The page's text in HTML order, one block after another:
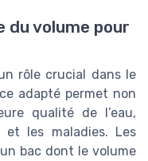
du volume pour
rôle crucial dans le
adapté permet non
qualité de l’eau,
les maladies. Les
bac dont le volume